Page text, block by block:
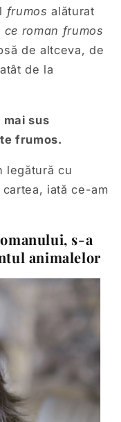
frumos alăturat
roman frumos
de altceva, de
de la
mai sus
frumos.
legătură cu
iată ce-am
s-a
animalelor